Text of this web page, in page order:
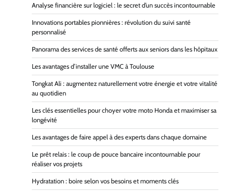
Analyse financière sur logiciel : le secret d’un succès incontournable
Innovations portables pionnières : révolution du suivi santé
personnalisé
Panorama des services de santé offerts aux seniors dans les hôpitaux
Les avantages d’installer une VMC à Toulouse
Tongkat Ali : augmentez naturellement votre énergie et votre vitalité
au quotidien
Les clés essentielles pour choyer votre moto Honda et maximiser sa
longévité
Les avantages de faire appel à des experts dans chaque domaine
Le prêt relais : le coup de pouce bancaire incontournable pour
réaliser vos projets
Hydratation : boire selon vos besoins et moments clés